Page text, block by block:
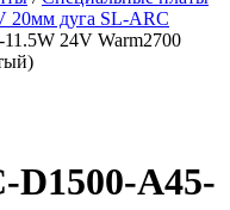
20мм дуга SL-ARC
24V Warm2700
A45-